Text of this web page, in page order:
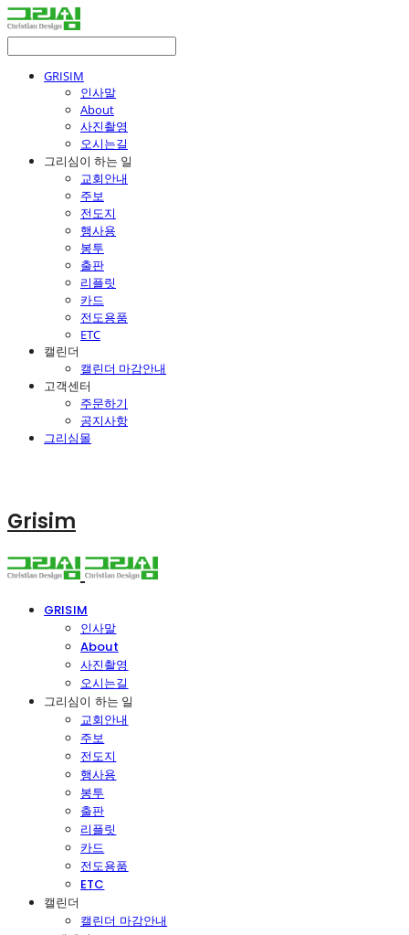
GRISIM
인사말
About
사진촬영
오시는길
그리심이 하는 일
교회안내
주보
전도지
행사용
봉투
출판
리플릿
카드
전도용품
ETC
캘린더
캘린더 마감안내
고객센터
주문하기
공지사항
그리심몰
Grisim
GRISIM
인사말
About
사진촬영
오시는길
그리심이 하는 일
교회안내
주보
전도지
행사용
봉투
출판
리플릿
카드
전도용품
ETC
캘린더
캘린더 마감안내